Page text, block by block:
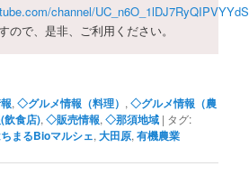
channel/
ので、是非、ご利用ください。
,◇グルメ情報（料理） ,◇グルメ情報（農
食店),◇販売情報,◇那須地域 | タグ:
まるBioマルシェ,大田原,有機農業